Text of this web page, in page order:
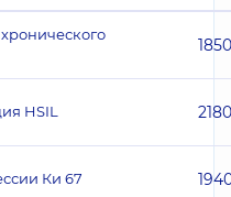
1850
HSIL 2180
Ки 67